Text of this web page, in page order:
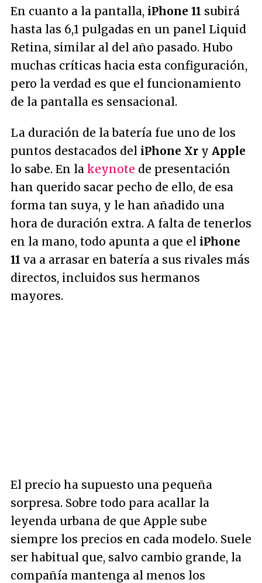
En cuanto a la pantalla, iPhone 11 subirá
hasta las 6,1 pulgadas en un panel Liquid
Retina, similar al del año pasado. Hubo
muchas críticas hacia esta configuración,
pero la verdad es que el funcionamiento
de la pantalla es sensacional.
La duración de la batería fue uno de los
puntos destacados del iPhone Xr y Apple
lo sabe. En la keynote de presentación
han querido sacar pecho de ello, de esa
forma tan suya, y le han añadido una
hora de duración extra. A falta de tenerlos
en la mano, todo apunta a que el iPhone
11 va a arrasar en batería a sus rivales más
directos, incluidos sus hermanos
mayores.
El precio ha supuesto una pequeña
sorpresa. Sobre todo para acallar la
leyenda urbana de que Apple sube
siempre los precios en cada modelo. Suele
ser habitual que, salvo cambio grande, la
compañía mantenga al menos los